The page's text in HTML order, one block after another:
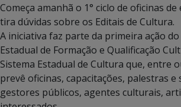
Começa amanhã o 1° ciclo de oficinas
tira dúvidas sobre os Editais de Cultura.
A iniciativa faz parte da primeira ação
Estadual de Formação e Qualificação
Sistema Estadual de Cultura que, entre
prevê oficinas, capacitações, palestras
gestores públicos, agentes culturais,